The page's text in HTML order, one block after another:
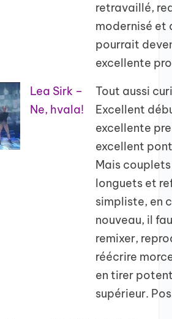
retravaillé,
modernisé et
pourrait
excellente
Lea Sirk –
Ne, hvala!
Tout aussi
Excellent
excellente
excellent
Mais couplets
longuets et
simpliste, en
nouveau, il
remixer,
réécrire
en tirer
supérieur.